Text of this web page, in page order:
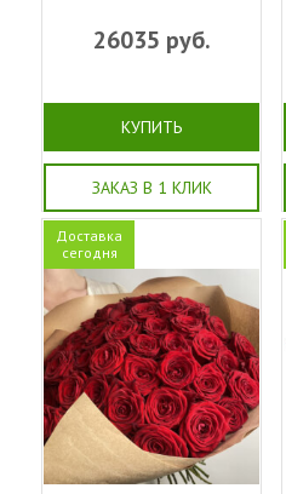
26035 руб.
КУПИТЬ
ЗАКАЗ В 1 КЛИК
Доставка
сегодня